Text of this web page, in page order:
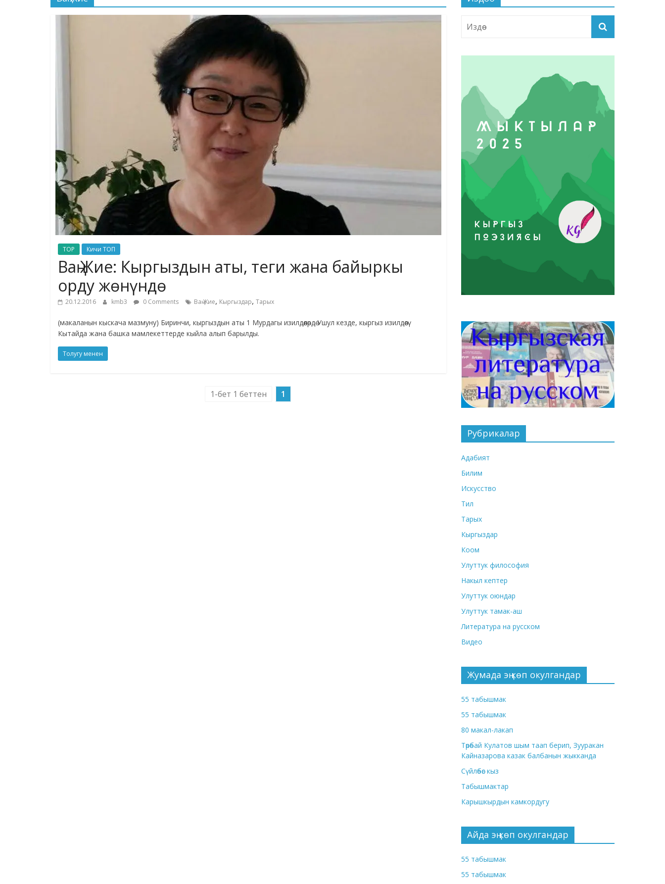
TOP Кичи ТОП
Ваң Жие: Кыргыздын аты, теги жана байыркы
орду жөнүндө
20.12.2016 kmb3 0 Comments Ваң Жие, Кыргыздар, Тарых
(макаланын кыскача мазмуну) Биринчи, кыргыздын аты 1 Мурдагы изилдөөлөрдө Ушул кезде, кыргыз изилдөөсү
Кытайда жана башка мамлекеттерде кыйла алып барылды.
Толугу менен
1-бет 1 беттен 1
Рубрикалар
Адабият
Билим
Искусство
Тил
Тарых
Кыргыздар
Коом
Улуттук философия
Накыл кептер
Улуттук оюндар
Улуттук тамак-аш
Литература на русском
Видео
Жумада эң көп окулгандар
55 табышмак
55 табышмак
80 макал-лакап
Төрөбай Кулатов шым таап берип, Зууракан
Кайназарова казак балбанын жыкканда
Сүйлөбөс кыз
Табышмактар
Карышкырдын камкордугу
Айда эң көп окулгандар
55 табышмак
55 табышмак